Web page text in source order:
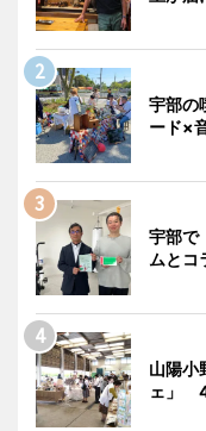
宇部の
ード×
宇部で
ムとコ
山陽小
ェ」